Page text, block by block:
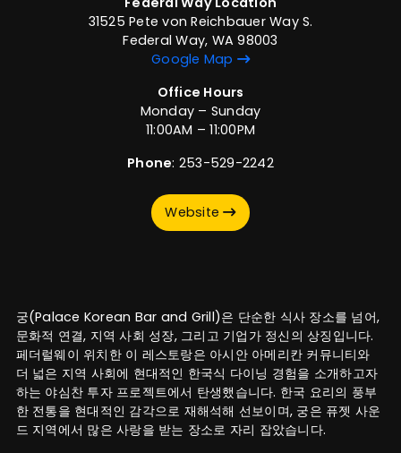
31525 Pete von Reichbauer Way S.
Federal Way, WA 98003
Google Map
Office Hours
Monday – Sunday
11:00AM – 11:00PM
Phone: 253-529-2242
Website
궁(Palace Korean Bar and Grill)은 단순한 식사 장소를 넘어,
문화적 연결, 지역 사회 성장, 그리고 기업가 정신의 상징입니다.
페더럴웨이 위치한 이 레스토랑은 아시안 아메리칸 커뮤니티와
더 넓은 지역 사회에 현대적인 한국식 다이닝 경험을 소개하고자
하는 야심찬 투자 프로젝트에서 탄생했습니다. 한국 요리의 풍부
한 전통을 현대적인 감각으로 재해석해 선보이며, 궁은 퓨젯 사운
드 지역에서 많은 사랑을 받는 장소로 자리 잡았습니다.